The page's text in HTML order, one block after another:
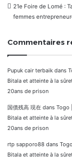
21e Foire de Lomé :
femmes
Commentaires
Pupuk cair terbaik dans
Bitala et atteinte à la
20ans de prison
国債残高 現在 dans Togo
Bitala et atteinte à la
20ans de prison
rtp sapporo88 dans
Bitala et atteinte à la